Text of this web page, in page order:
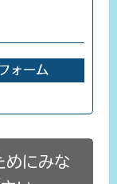
めにみな